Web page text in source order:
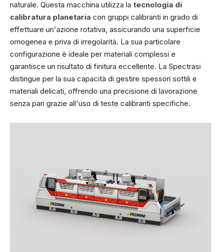
naturale. Questa macchina utilizza la tecnologia di
calibratura planetaria con gruppi calibranti in grado di
effettuare un'azione rotativa, assicurando una superficie
omogenea e priva di irregolarità. La sua particolare
configurazione è ideale per materiali complessi e
garantisce un risultato di finitura eccellente. La Spectrasi
distingue per la sua capacità di gestire spessori sottili e
materiali delicati, offrendo una precisione di lavorazione
senza pari grazie all'uso di teste calibranti specifiche.